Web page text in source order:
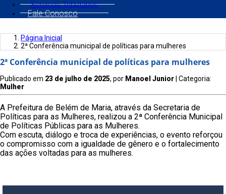
Serviços Tributários
Fale Conosco
Página Inicial
2ª Conferência municipal de políticas para mulheres
2ª Conferência municipal de políticas para mulheres
Publicado em 23 de julho de 2025, por Manoel Junior | Categoria:
Mulher
A Prefeitura de Belém de Maria, através da Secretaria de
Políticas para as Mulheres, realizou a 2ª Conferência Municipal
de Políticas Públicas para as Mulheres.
Com escuta, diálogo e troca de experiências, o evento reforçou
o compromisso com a igualdade de gênero e o fortalecimento
das ações voltadas para as mulheres.